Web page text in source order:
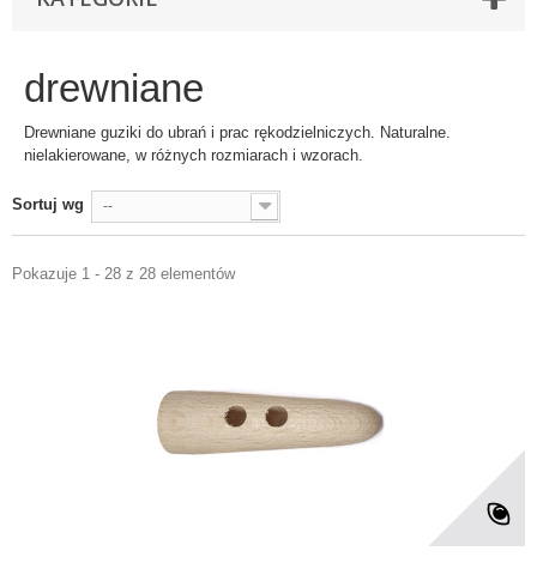
drewniane
Drewniane guziki do ubrań i prac rękodzielniczych. Naturalne.
nielakierowane, w różnych rozmiarach i wzorach.
Sortuj wg --
Pokazuje 1 - 28 z 28 elementów